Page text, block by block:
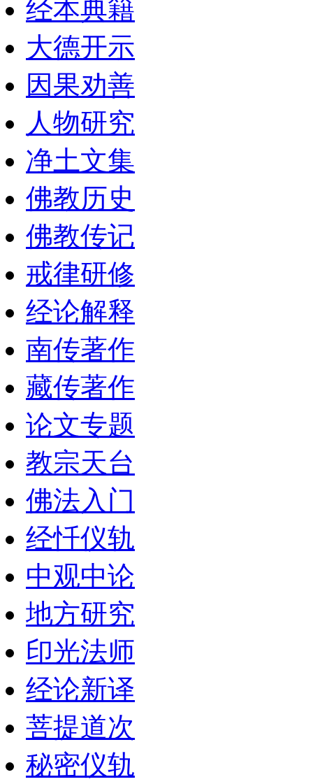
经本典籍
大德开示
因果劝善
人物研究
净土文集
佛教历史
佛教传记
戒律研修
经论解释
南传著作
藏传著作
论文专题
教宗天台
佛法入门
经忏仪轨
中观中论
地方研究
印光法师
经论新译
菩提道次
秘密仪轨